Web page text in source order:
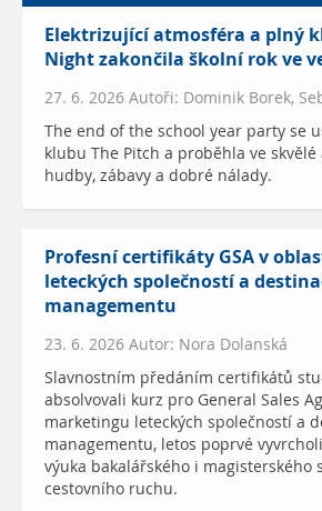
Elektrizující atmosféra a plný
Night zakončila školní rok ve
27. 6. 2026 Autoři: Dominik Borek,
The end of the school year party se
klubu The Pitch a proběhla ve
hudby, zábavy a dobré nálady.
Profesní certifikáty GSA v
leteckých společností a
managementu
23. 6. 2026 Autor: Nora Dolanská
Slavnostním předáním certifikátů
absolvovali kurz pro General Sales
marketingu leteckých společností a
managementu, letos poprvé
výuka bakalářského i magisterského
cestovního ruchu.